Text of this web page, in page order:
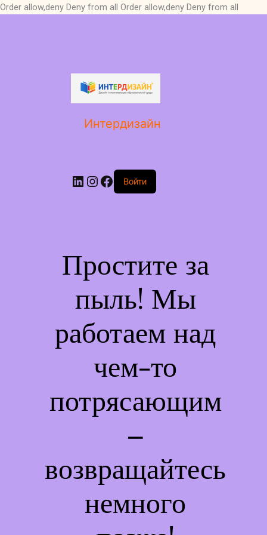
Order allow,deny Deny from all Order allow,deny Deny from all
Интердизайн
LinkedIn
Instagram
Facebook
Войти
Простите за
пыль! Мы
работаем над
чем-то
потрясающим
–
возвращайтесь
немного